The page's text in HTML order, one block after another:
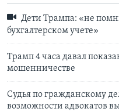
Дети Трампа: «не
бухгалтерском учете»
Трамп 4 часа давал
мошенничестве
Судья по гражданскому
возможности адвокатов